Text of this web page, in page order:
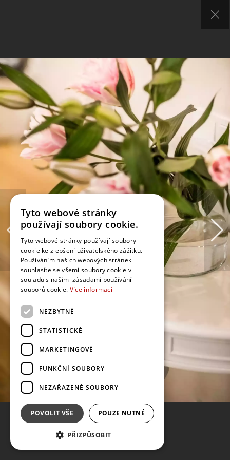
Tyto webové stránky
používají soubory cookie.
Tyto webové stránky používají soubory
cookie ke zlepšení uživatelského zážitku.
Používáním našich webových stránek
souhlasíte se všemi soubory cookie v
souladu s našimi zásadami používání
souborů cookie. Více informací
NEZBYTNÉ
STATISTICKÉ
MARKETINGOVÉ
FUNKČNÍ SOUBORY
NEZAŘAZENÉ SOUBORY
POVOLIT VŠE POUZE NUTNÉ
PŘIZPŮSOBIT